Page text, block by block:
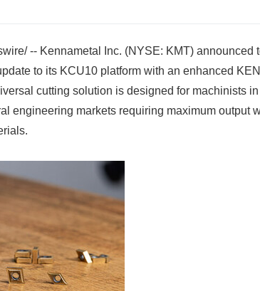
-- Kennametal Inc. (NYSE: KMT) announced
to its KCU10 platform with an enhanced
cutting solution is designed for machinists
engineering markets requiring maximum output